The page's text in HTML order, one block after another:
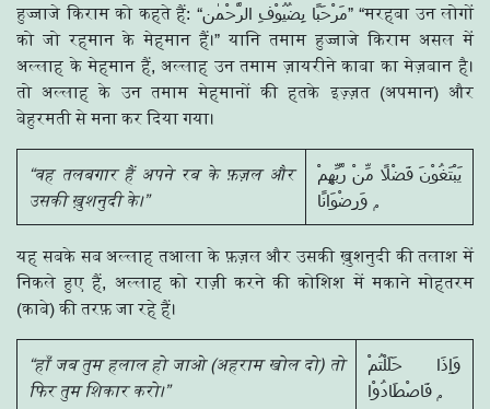
हुज्जाजे किराम को कहते हैं: “مَرْحَبًا بِضُیُوْفِ الرَّحْمٰن” “मरहबा उन लोगों
को जो रहमान के मेहमान हैं।” यानि तमाम हुज्जाजे किराम असल में
अल्लाह के मेहमान हैं, अल्लाह उन तमाम ज़ायरीने काबा का मेज़बान है।
तो अल्लाह के उन तमाम मेहमानों की हतके इज़्ज़त (अपमान) और
बेहुरमती से मना कर दिया गया।
“वह तलबगार हैं अपने रब के फ़ज़ल और
उसकी ख़ुशनुदी के।”
يَبْتَغُوْنَ فَضْلًا مِّنْ رَّبِّهِمْ
وَرِضْوَانًا ۭ
यह सबके सब अल्लाह तआला के फ़ज़ल और उसकी ख़ुशनुदी की तलाश में
निकले हुए हैं, अल्लाह को राज़ी करने की कोशिश में मकाने मोहतरम
(काबे) की तरफ़ जा रहे हैं।
“हाँ जब तुम हलाल हो जाओ (अहराम खोल दो) तो
फिर तुम शिकार करो।”
وَاِذَا حَلَلْتُمْ
فَاصْطَادُوْا ۭ